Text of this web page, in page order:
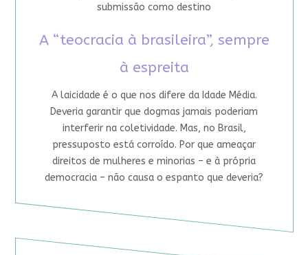
submissão como destino
A “teocracia à brasileira”, sempre
à espreita
A laicidade é o que nos difere da Idade Média.
Deveria garantir que dogmas jamais poderiam
interferir na coletividade. Mas, no Brasil,
pressuposto está corroído. Por que ameaçar
direitos de mulheres e minorias – e à própria
democracia – não causa o espanto que deveria?